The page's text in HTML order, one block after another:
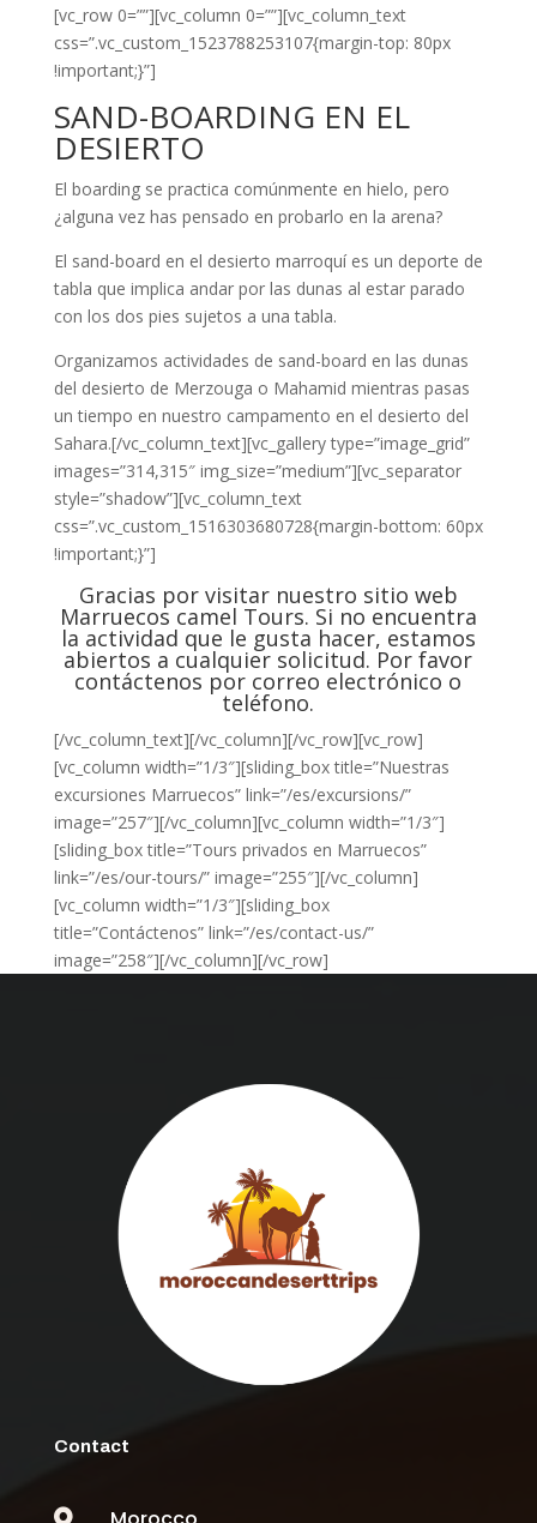
[vc_row 0=””][vc_column 0=””][vc_column_text
css=”.vc_custom_1523788253107{margin-top: 80px
!important;}”]
SAND-BOARDING EN EL
DESIERTO
El boarding se practica comúnmente en hielo, pero
¿alguna vez has pensado en probarlo en la arena?
El sand-board en el desierto marroquí es un deporte de
tabla que implica andar por las dunas al estar parado
con los dos pies sujetos a una tabla.
Organizamos actividades de sand-board en las dunas
del desierto de Merzouga o Mahamid mientras pasas
un tiempo en nuestro campamento en el desierto del
Sahara.[/vc_column_text][vc_gallery type=”image_grid”
images=”314,315″ img_size=”medium”][vc_separator
style=”shadow”][vc_column_text
css=”.vc_custom_1516303680728{margin-bottom: 60px
!important;}”]
Gracias por visitar nuestro sitio web
Marruecos camel Tours. Si no encuentra
la actividad que le gusta hacer, estamos
abiertos a cualquier solicitud. Por favor
contáctenos por correo electrónico o
teléfono.
[/vc_column_text][/vc_column][/vc_row][vc_row]
[vc_column width=”1/3″][sliding_box title=”Nuestras
excursiones Marruecos” link=”/es/excursions/”
image=”257″][/vc_column][vc_column width=”1/3″]
[sliding_box title=”Tours privados en Marruecos”
link=”/es/our-tours/” image=”255″][/vc_column]
[vc_column width=”1/3″][sliding_box
title=”Contáctenos” link=”/es/contact-us/”
image=”258″][/vc_column][/vc_row]
Contact